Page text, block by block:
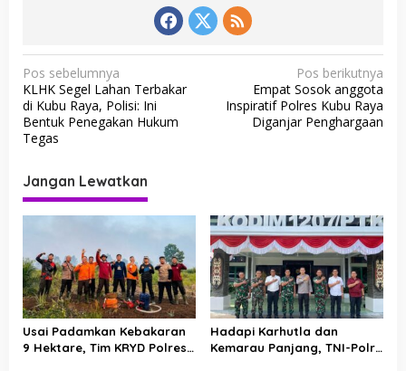
N
a
v
i
g
a
s
i
p
o
s
Pos sebelumnya
KLHK Segel Lahan Terbakar
di Kubu Raya, Polisi: Ini
Bentuk Penegakan Hukum
Tegas
Pos berikutnya
Empat Sosok anggota
Inspiratif Polres Kubu Raya
Diganjar Penghargaan
Jangan Lewatkan
Usai Padamkan Kebakaran
9 Hektare, Tim KRYD Polres
Hadapi Karhutla dan
Kemarau Panjang, TNI-Polri